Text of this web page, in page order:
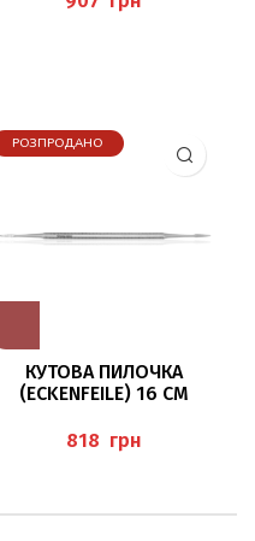
РОЗПРОДАНО
КУТОВА ПИЛОЧКА
(ECKENFEILE) 16 СМ
грн